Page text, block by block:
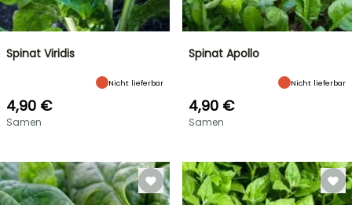
Spinat Viridis
Nicht lieferbar
4,90 €
Samen
Spinat Apollo
Nicht lieferbar
4,90 €
Samen